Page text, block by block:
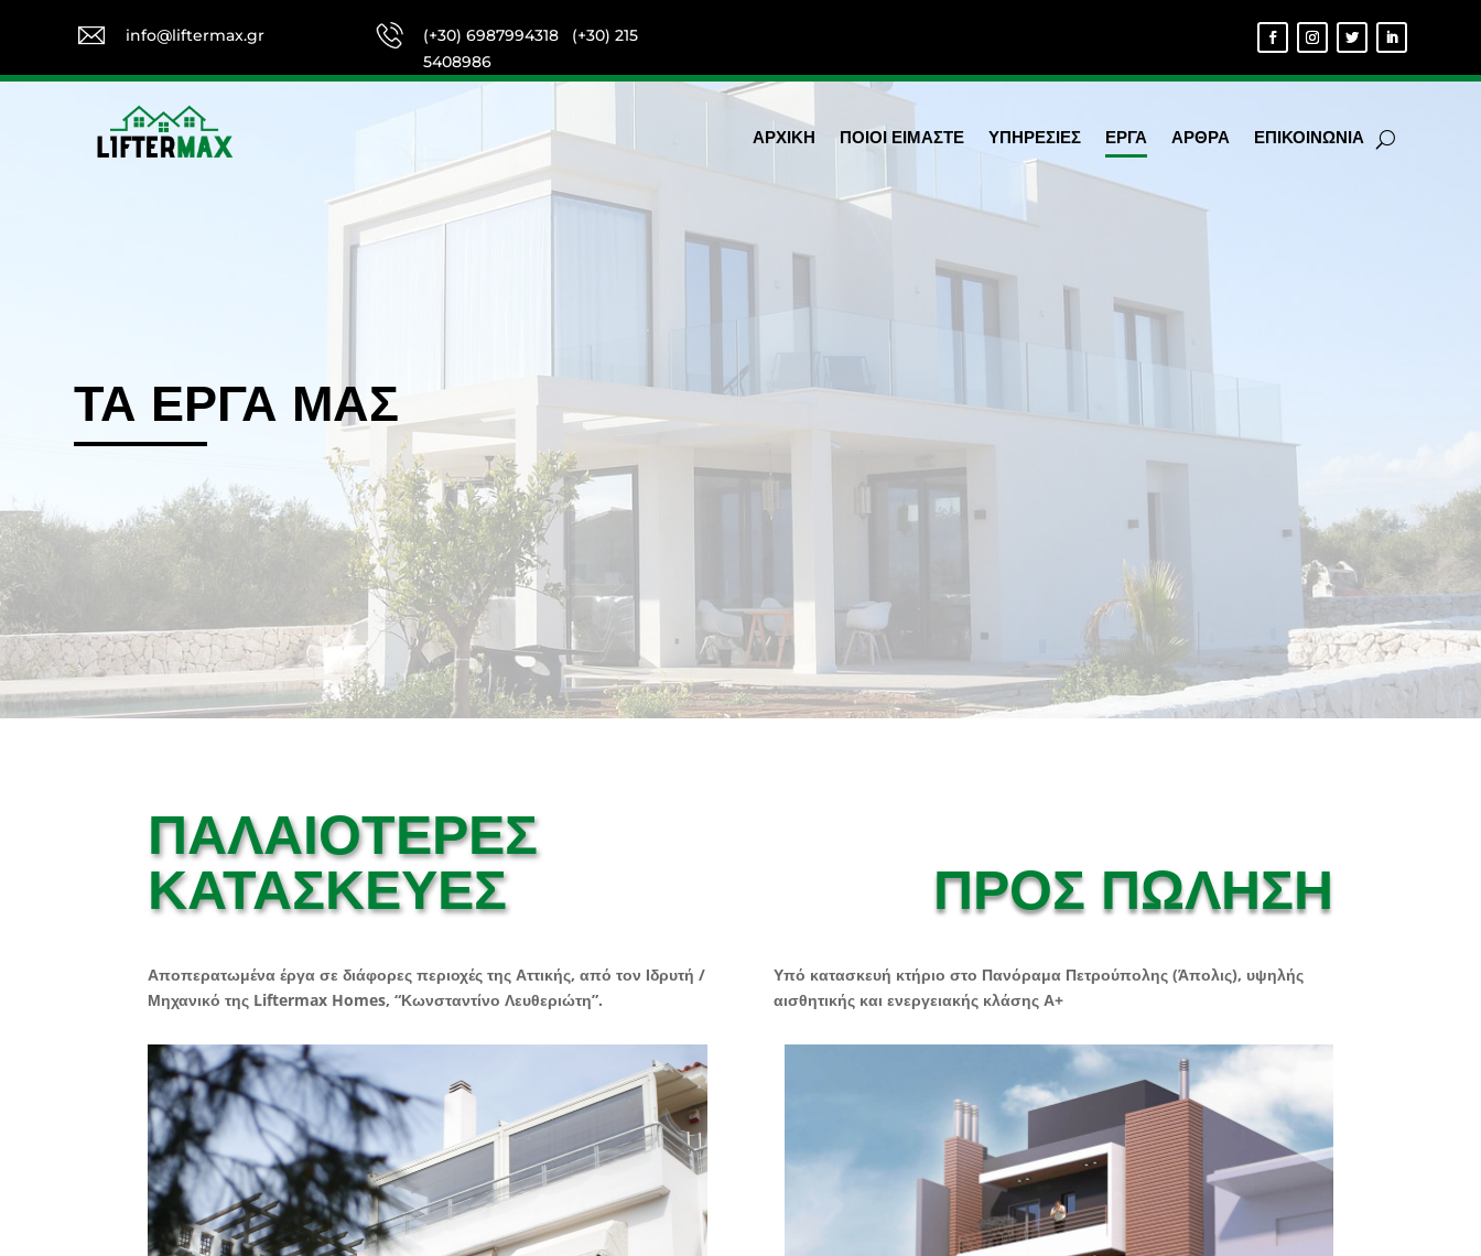
info@liftermax.gr (+30) 6987994318
(+30) 215
5408986
ΑΡΧΙΚΗ ΠΟΙΟΙ ΕΙΜΑΣΤΕ ΥΠΗΡΕΣΙΕΣ ΕΡΓΑ ΑΡΘΡΑ ΕΠΙΚΟΙΝΩΝΙΑ
ΤΑ ΕΡΓΑ ΜΑΣ
ΠΑΛΑΙΟΤΕΡΕΣ
ΚΑΤΑΣΚΕΥΕΣ
Αποπερατωμέναέργα σε διάφορες περιοχές της Αττικής, από τον Ιδρυτή /
Μηχανικό της Liftermax Homes, “Κωνσταντίνο Λευθεριώτη”.
ΠΡΟΣ ΠΩΛΗΣΗ
Υπό κατασκευή κτήριο στο Πανόραμα Πετρούπολης (Άπολις), υψηλής
αισθητικής και ενεργειακής κλάσης Α+